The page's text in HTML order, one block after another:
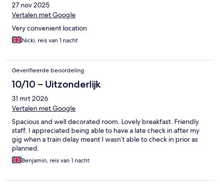
27 nov 2025
Vertalen met Google
Very convenient location
Nicki, reis van 1 nacht
Geverifieerde beoordeling
10/10 – Uitzonderlijk
31 mrt 2026
Vertalen met Google
Spacious and well decorated room. Lovely breakfast. Friendly
staff. I appreciated being able to have a late check in after my
gig when a train delay meant I wasn’t able to check in prior as
planned.
Benjamin, reis van 1 nacht